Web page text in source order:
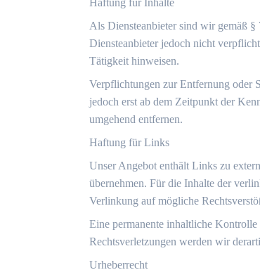
Haftung für Inhalte
Als Diensteanbieter sind wir gemäß
Diensteanbieter jedoch nicht
Tätigkeit hinweisen.
Verpflichtungen zur Entfernung oder
jedoch erst ab dem Zeitpunkt der
umgehend entfernen.
Haftung für Links
Unser Angebot enthält Links zu
übernehmen. Für die Inhalte der
Verlinkung auf mögliche
Eine permanente inhaltliche
Rechtsverletzungen werden wir
Urheberrecht